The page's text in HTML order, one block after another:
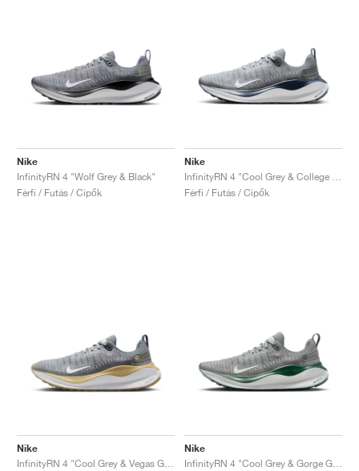
Nike
InfinityRN 4 "Wolf Grey & Black"
Férfi / Futás / Cipők
Nike
Férfi / Futás / Cipők
Nike
Nike